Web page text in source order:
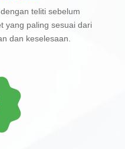
teliti sebelum
yang paling sesuai dari
dan keselesaan.